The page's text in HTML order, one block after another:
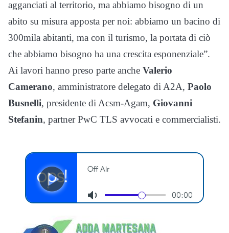
agganciati al territorio, ma abbiamo bisogno di un
abito su misura apposta per noi: abbiamo un bacino di
300mila abitanti, ma con il turismo, la portata di ciò
che abbiamo bisogno ha una crescita esponenziale”.
Ai lavori hanno preso parte anche Valerio
Camerano, amministratore delegato di A2A, Paolo
Busnelli, presidente di Acsm-Agam, Giovanni
Stefanin, partner PwC TLS avvocati e commercialisti.